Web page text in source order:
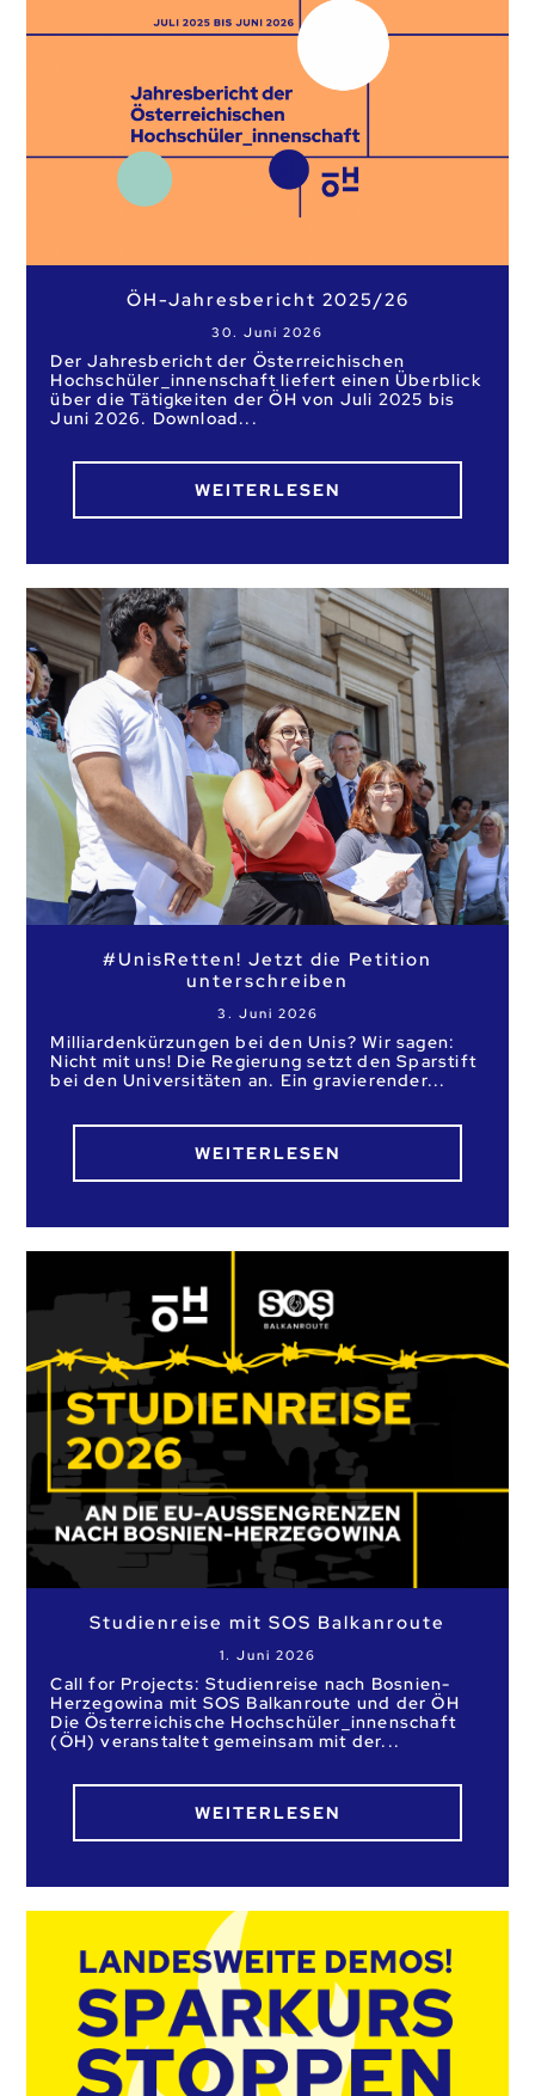
ÖH-Jahresbericht 2025/26
30. Juni 2026
Der Jahresbericht der Österreichischen
Hochschüler_innenschaft liefert einen Überblick
über die Tätigkeiten der ÖH von Juli 2025 bis
Juni 2026. Download
WEITERLESEN
#UnisRetten! Jetzt die Petition
unterschreiben
3. Juni 2026
Milliardenkürzungen bei den Unis? Wir sagen:
Nicht mit uns! Die Regierung setzt den Sparstift
bei den Universitäten an. Ein gravierender
WEITERLESEN
Studienreise mit SOS Balkanroute
1. Juni 2026
Call for Projects: Studienreise nach Bosnien-
Herzegowina mit SOS Balkanroute und der ÖH
Die Österreichische Hochschüler_innenschaft
(ÖH) veranstaltet gemeinsam mit der
WEITERLESEN